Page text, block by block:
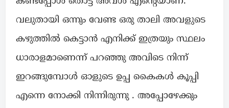
വലുതായി ഒന്നും വേണ്ട ഒരു താലി അവളുടെ
കഴുത്തിൽ കെട്ടാൻ എനിക്ക് ഇത്രയും സ്ഥലം
ധാരാളമാണെന്ന് പറഞ്ഞു അവിടെ നിന്ന്
ഇറങ്ങുമ്പോൾ ഓളുടെ ഉപ്പ കൈകൾ കൂപ്പി
എന്നെ നോക്കി നിന്നിരുന്നു . അപ്പോഴേക്കും